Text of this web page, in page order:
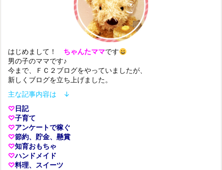
はじめまして！ ちゃんたママです
男の子のママです♪
今まで、ＦＣ２ブログをやっていましたが、
新しくブログを立ち上げました。
主な記事内容は ↓
♡日記
♡子育て
♡アンケートで稼ぐ
♡節約、貯金、懸賞
♡知育おもちゃ
♡ハンドメイド
♡料理、スイーツ